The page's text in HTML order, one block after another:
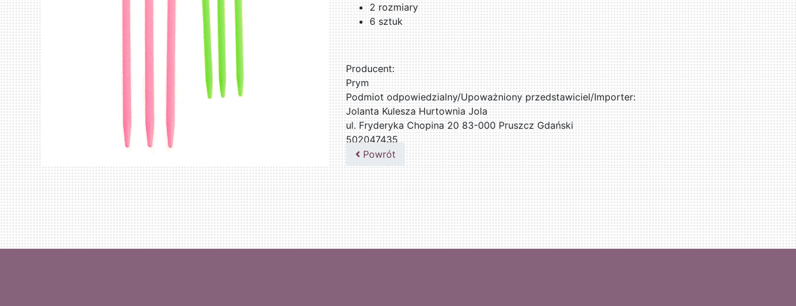
2 rozmiary
6 sztuk
Producent:
Prym
Podmiot odpowiedzialny/Upoważniony przedstawiciel/Importer:
Jolanta Kulesza Hurtownia Jola
ul. Fryderyka Chopina 20 83-000 Pruszcz Gdański
502047435
Powrót